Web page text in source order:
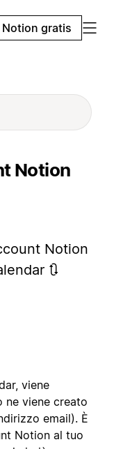
gratis
Notion
Notion
🔃
viene
viene creato
email). È
Notion al tuo